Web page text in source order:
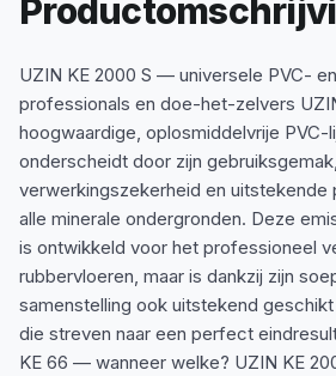
UZIN KE 2000 S — universele PVC-
professionals en doe-het-zelvers
hoogwaardige, oplosmiddelvrije PVC-
onderscheidt door zijn
verwerkingszekerheid en uitstekende
alle minerale ondergronden. Deze
is ontwikkeld voor het professioneel
rubbervloeren, maar is dankzij zijn
samenstelling ook uitstekend
die streven naar een perfect
KE 66 — wanneer welke? UZIN KE